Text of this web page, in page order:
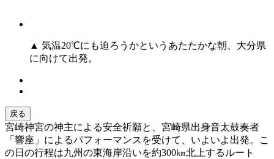
▲ 気温20℃にも迫ろうかというあたたかな朝、大分県
に向けて出発。
戻る
宮崎神宮の神主による安全祈願と、宮崎県出身音太鼓奏者
「響座」によるパフォーマンスを受けて、いよいよ出発。こ
の日の行程は九州の東海岸沿いを約300㎞北上するルート